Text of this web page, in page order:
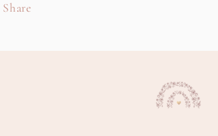
Share